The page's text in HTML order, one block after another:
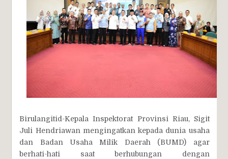
Birulangitid-Kepala Inspektorat Provinsi Riau, Sigit
Juli Hendriawan mengingatkan kepada dunia usaha
dan Badan Usaha Milik Daerah (BUMD) agar
berhati-hati saat berhubungan dengan